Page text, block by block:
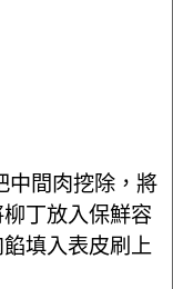
中間肉挖除，將
丁放入保鮮容
填入表皮刷上